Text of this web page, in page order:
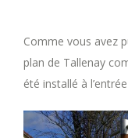
Comme vous avez
plan de Tallenay
été installé à